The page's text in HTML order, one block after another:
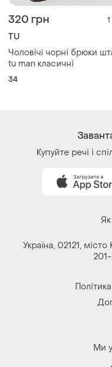
34
Купуйте речі і
Україна, 02121,
©